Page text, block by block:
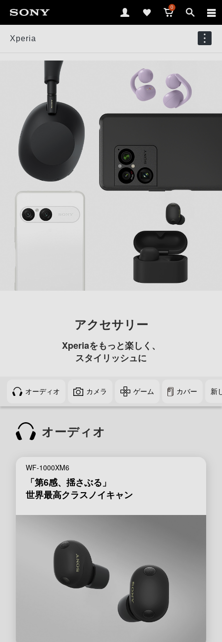
0
Xperia
アクセサリー
Xperiaをもっと楽しく、
スタイリッシュに
オーディオ カメラ ゲーム カバー 新
オーディオ
WF-1000XM6
「第6感、揺さぶる」
世界最高クラスノイキャン